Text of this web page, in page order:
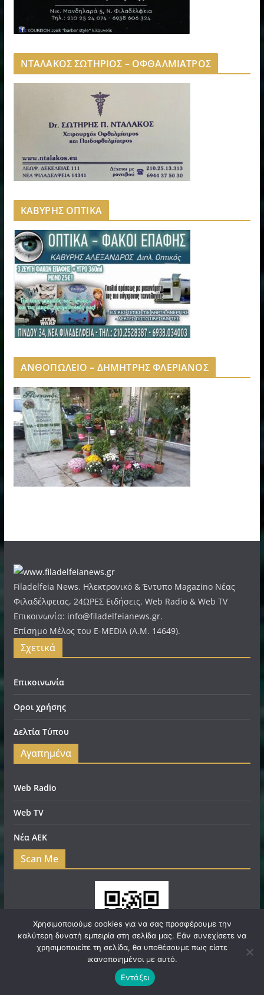
ΝΤΑΛΑΚΟΣ ΣΩΤΗΡΙΟΣ – ΟΦΘΑΛΜΙΑΤΡΟΣ
ΚΑΒΥΡΗΣ ΟΠΤΙΚΑ
ΑΝΘΟΠΩΛΕΙΟ – ΔΗΜΗΤΡΗΣ ΦΛΕΡΙΑΝΟΣ
Filadelfeia News. Ηλεκτρονικό & Έντυπο Magazino Νέας
Φιλαδέλφειας, 24ΩΡΕΣ Ειδήσεις. Web Radio & Web TV
Επικοινωνία: info@filadelfeianews.gr.
Επίσημο Μέλος του E-MEDIA (A.M. 14649).
Σχετικά
Επικοινωνία
Οροι χρήσης
Δελτία Τύπου
Αγαπημένα
Web Radio
Web TV
Νέα ΑΕΚ
Scan Me
Χρησιμοποιούμε cookies για να σας προσφέρουμε την
καλύτερη δυνατή εμπειρία στη σελίδα μας. Εάν συνεχίσετε να
χρησιμοποιείτε τη σελίδα, θα υποθέσουμε πως είστε
ικανοποιημένοι με αυτό.
Εντάξει